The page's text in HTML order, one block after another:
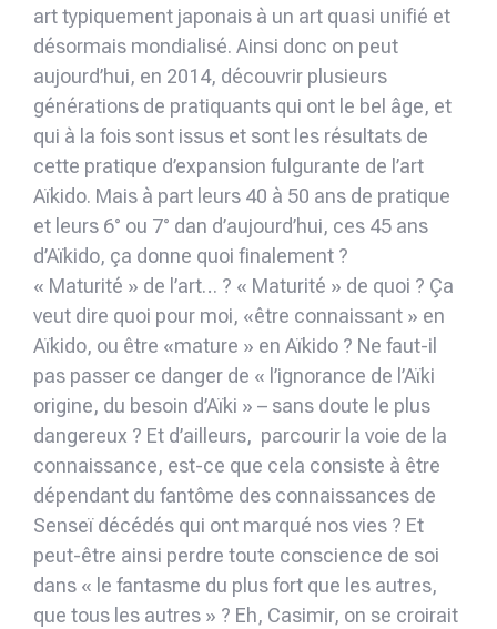
art typiquement japonais à un art quasi unifié et
désormais mondialisé. Ainsi donc on peut
aujourd’hui, en 2014, découvrir plusieurs
générations de pratiquants qui ont le bel âge, et
qui à la fois sont issus et sont les résultats de
cette pratique d’expansion fulgurante de l’art
Aïkido. Mais à part leurs 40 à 50 ans de pratique
et leurs 6° ou 7° dan d’aujourd’hui, ces 45 ans
d’Aïkido, ça donne quoi finalement ?
« Maturité » de l’art… ? « Maturité » de quoi ? Ça
veut dire quoi pour moi, «être connaissant » en
Aïkido, ou être «mature » en Aïkido ? Ne faut-il
pas passer ce danger de « l’ignorance de l’Aïki
origine, du besoin d’Aïki » – sans doute le plus
dangereux ? Et d’ailleurs, parcourir la voie de la
connaissance, est-ce que cela consiste à être
dépendant du fantôme des connaissances de
Senseï décédés qui ont marqué nos vies ? Et
peut-être ainsi perdre toute conscience de soi
dans « le fantasme du plus fort que les autres,
que tous les autres » ? Eh, Casimir, on se croirait